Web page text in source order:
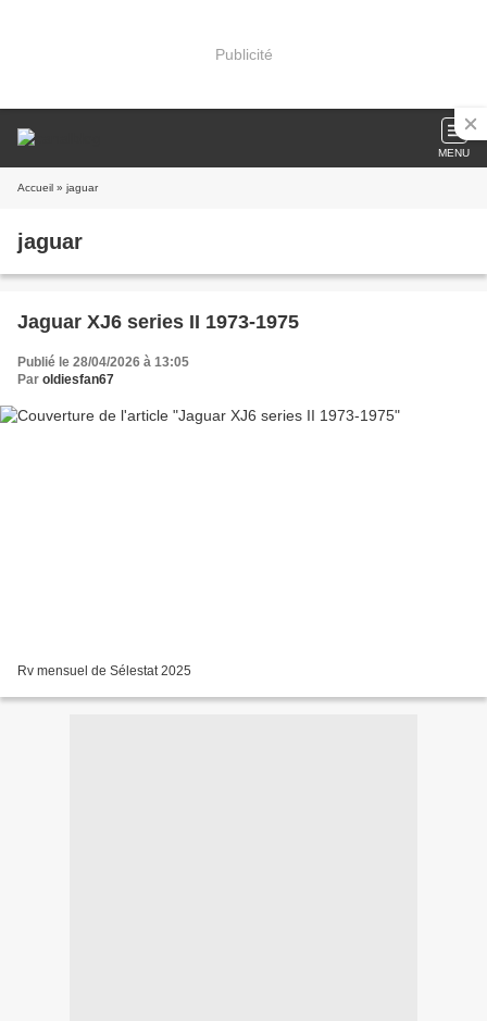
Publicité
MENU
Accueil » jaguar
jaguar
Jaguar XJ6 series II 1973-1975
Publié le 28/04/2026 à 13:05
Par oldiesfan67
Rv mensuel de Sélestat 2025